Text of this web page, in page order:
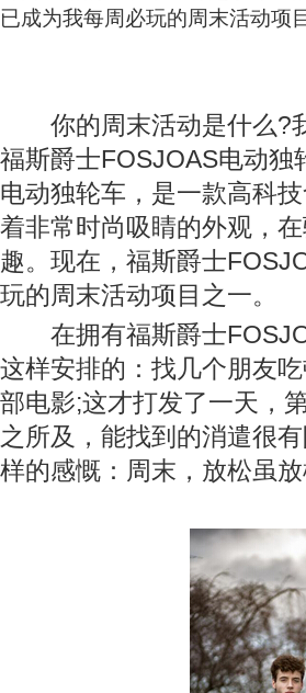
已成为我每周必玩的周末活动项目
你的周末活动是什么?
福斯爵士FOSJOAS电动独
电动独轮车，是一款高科
着非常时尚吸睛的外观，
趣。现在，福斯爵士
玩的周末活动项目之一。
在拥有福斯爵士
这样安排的：找几个朋友
部电影;这才打发了一天，
之所及，能找到的消遣很
样的感慨：周末，放松虽